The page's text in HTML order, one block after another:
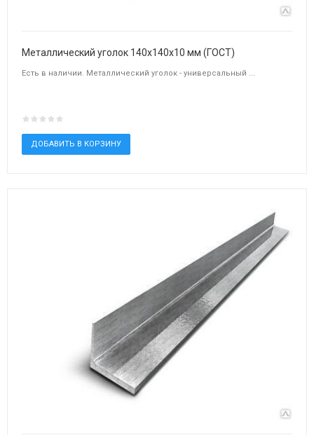
Металлический уголок 140х140х10 мм (ГОСТ)
Есть в наличии. Металлический уголок - универсальный ...